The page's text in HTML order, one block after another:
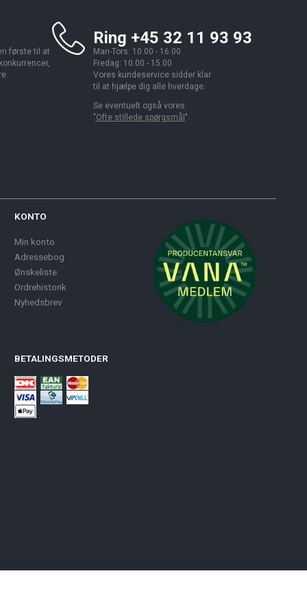
første til at
Ring +45 32 11 93 93
Man-Tors: 10.00 - 16.00
Fredag: 10.00 - 15.00
Vores kundeservice sidder klar
til at hjælpe dig alle hverdage.
Se eventuelt også vores
"Ofte stillede spørgsmål ".
KONTO
Min konto
Adressebog
Ønskeliste
Ordrehistorik
Nyhedsbrev
BETALINGSMETODER